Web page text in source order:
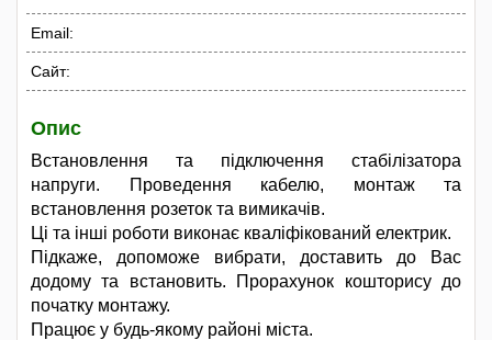
Email:
Сайт:
Опис
Встановлення та підключення стабілізатора
напруги. Проведення кабелю, монтаж та
встановлення розеток та вимикачів.
Ці та інші роботи виконає кваліфікований електрик.
Підкаже, допоможе вибрати, доставить до Вас
додому та встановить. Прорахунок кошторису до
початку монтажу.
Працює у будь-якому районі міста.